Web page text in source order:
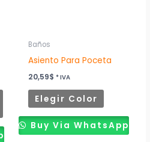
Baños
Asiento Para Poceta
20,59$ * IVA
Elegir Color
elegir
la
de
producto
Buy Via WhatsApp